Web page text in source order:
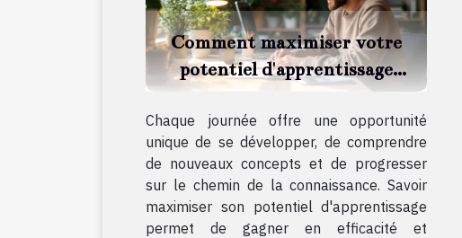
Comment maximiser votre
potentiel d'apprentissage
Chaque journée offre une opportunité
unique de se développer, de comprendre
de nouveaux concepts et de progresser
sur le chemin de la connaissance. Savoir
maximiser son potentiel d'apprentissage
permet de gagner en efficacité et